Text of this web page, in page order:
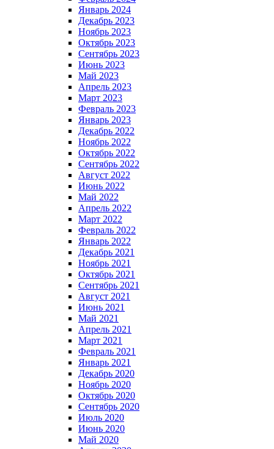
Январь 2024
Декабрь 2023
Ноябрь 2023
Октябрь 2023
Сентябрь 2023
Июнь 2023
Май 2023
Апрель 2023
Март 2023
Февраль 2023
Январь 2023
Декабрь 2022
Ноябрь 2022
Октябрь 2022
Сентябрь 2022
Август 2022
Июнь 2022
Май 2022
Апрель 2022
Март 2022
Февраль 2022
Январь 2022
Декабрь 2021
Ноябрь 2021
Октябрь 2021
Сентябрь 2021
Август 2021
Июнь 2021
Май 2021
Апрель 2021
Март 2021
Февраль 2021
Январь 2021
Декабрь 2020
Ноябрь 2020
Октябрь 2020
Сентябрь 2020
Июль 2020
Июнь 2020
Май 2020